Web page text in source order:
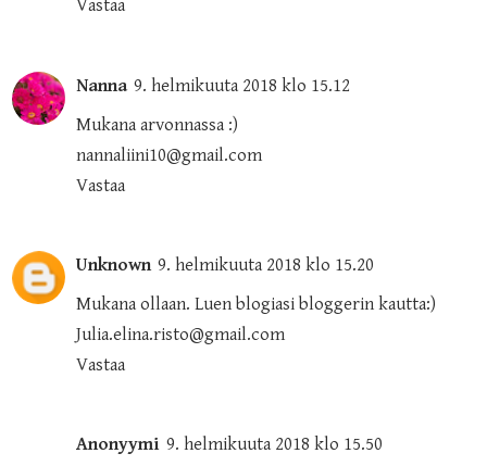
Vastaa
Nanna 9. helmikuuta 2018 klo 15.12
Mukana arvonnassa :)
nannaliini10@gmail.com
Vastaa
Unknown 9. helmikuuta 2018 klo 15.20
Mukana ollaan. Luen blogiasi bloggerin kautta:)
Julia.elina.risto@gmail.com
Vastaa
Anonyymi 9. helmikuuta 2018 klo 15.50